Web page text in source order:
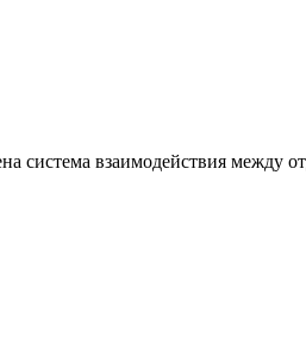
система взаимодействия между